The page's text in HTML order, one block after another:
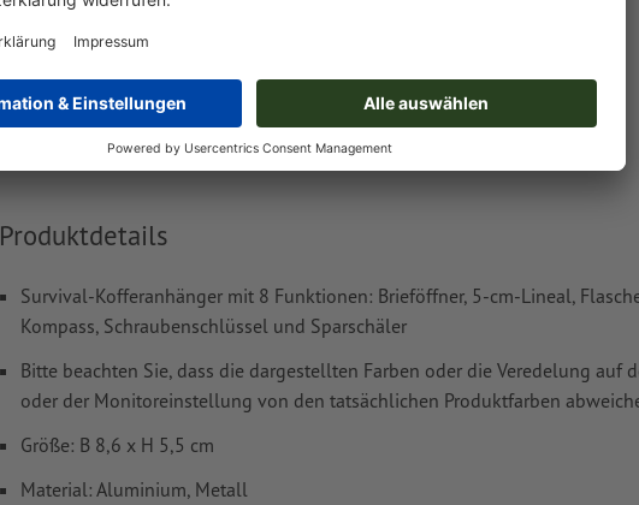
Bilder und -Vorlagen sind nicht geeignet
Weitere Informationen und Tipps zu
Vektordaten
Hilfecenter.
Produktdetails
Survival-Kofferanhänger mit 8 Funktionen: Brieföffner, 5-cm-Lineal,
Kompass, Schraubenschlüssel und Sparschäler
Bitte beachten Sie, dass die dargestellten Farben oder die Veredelung
oder der Monitoreinstellung von den tatsächlichen Produktfarben
Größe: B 8,6 x H 5,5 cm
Material: Aluminium, Metall